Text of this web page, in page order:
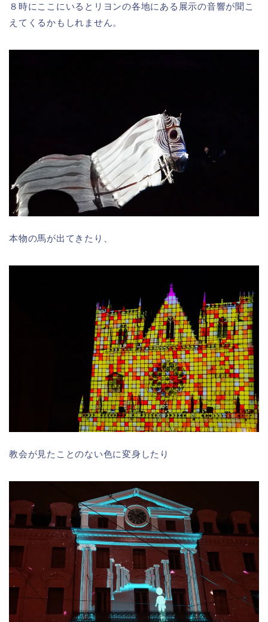
８時にここにいるとリヨンの各地にある展示の音響が聞こ
えてくるかもしれません。
本物の馬が出てきたり、
教会が見たことのない色に変身したり